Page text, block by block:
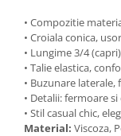
• Compozitie
• Croiala conica,
• Lungime 3/4 (capri)
• Talie elastica,
• Buzunare
• Detalii: fermoare
• Stil casual chic,
Material: Viscoza,